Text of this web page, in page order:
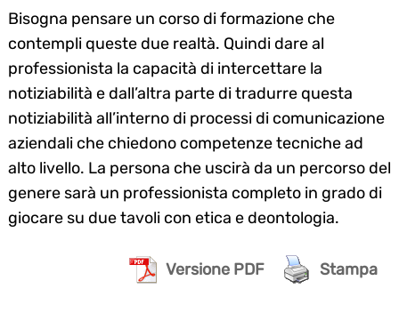
Bisogna pensare un corso di formazione che
contempli queste due realtà. Quindi dare al
professionista la capacità di intercettare la
notiziabilità e dall’altra parte di tradurre questa
notiziabilità all’interno di processi di comunicazione
aziendali che chiedono competenze tecniche ad
alto livello. La persona che uscirà da un percorso del
genere sarà un professionista completo in grado di
giocare su due tavoli con etica e deontologia.
Versione PDF Stampa